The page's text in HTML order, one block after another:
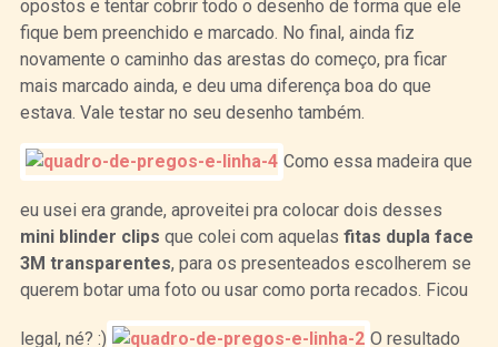
opostos e tentar cobrir todo o desenho de forma que ele
fique bem preenchido e marcado. No final, ainda fiz
novamente o caminho das arestas do começo, pra ficar
mais marcado ainda, e deu uma diferença boa do que
estava. Vale testar no seu desenho também.
Como essa madeira que
eu usei era grande, aproveitei pra colocar dois desses
mini blinder clips que colei com aquelas fitas dupla face
3M transparentes, para os presenteados escolherem se
querem botar uma foto ou usar como porta recados. Ficou
legal, né? :) O resultado